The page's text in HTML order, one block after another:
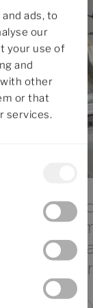
ads, to
our
your use of
and
other
or that
services.